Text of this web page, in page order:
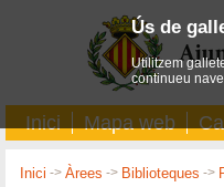
Inici Mapa web
Inici ->Àrees -> Biblioteques ->
Ús de
Utilitzem
continueu